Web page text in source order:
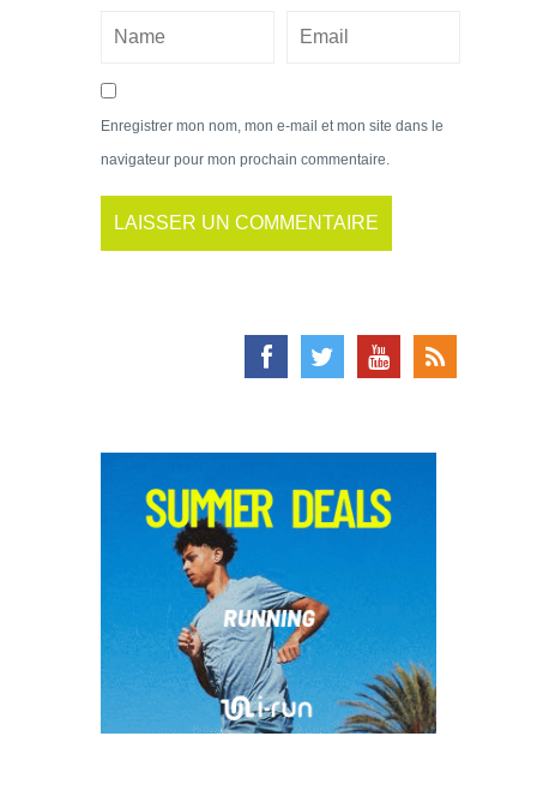
Enregistrer mon nom, mon e-mail et mon site dans le
navigateur pour mon prochain commentaire.